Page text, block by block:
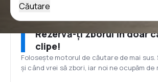
Căutare
Rezervă-ți zborul în doar
clipe!
Folosește motorul de căutare de mai sus.
și când vrei să zbori, iar noi ne ocupăm de